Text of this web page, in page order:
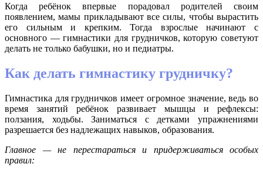
Когда ребёнок впервые порадовал родителей своим
появлением, мамы прикладывают все силы, чтобы вырастить
его сильным и крепким. Тогда взрослые начинают с
основного — гимнастики для грудничков, которую советуют
делать не только бабушки, но и педиатры.
Как делать гимнастику грудничку?
Гимнастика для грудничков имеет огромное значение, ведь во
время занятий ребёнок развивает мышцы и рефлексы:
ползания, ходьбы. Заниматься с детками упражнениями
разрешается без надлежащих навыков, образования.
Главное — не перестараться и придерживаться особых
правил: